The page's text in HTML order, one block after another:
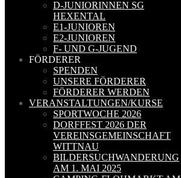
D-JUNIORINNEN SG
HEXENTAL
E1-JUNIOREN
E2-JUNIOREN
F- UND G-JUGEND
FÖRDERER
SPENDEN
UNSERE FÖRDERER
FÖRDERER WERDEN
VERANSTALTUNGEN/KURSE
SPORTWOCHE 2026
DORFFEST 2026 DER
VEREINSGEMEINSCHAFT
WITTNAU
BILDERSUCHWANDERUNG
AM 1. MAI 2025